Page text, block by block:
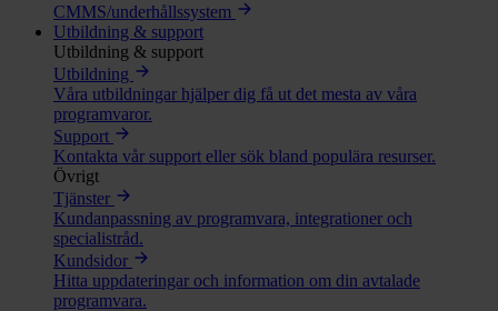
CMMS/underhållssystem
Utbildning & support
Utbildning & support
Utbildning
Våra utbildningar hjälper dig få ut det mesta av våra
programvaror.
Support
Kontakta vår support eller sök bland populära resurser.
Övrigt
Tjänster
Kundanpassning av programvara, integrationer och
specialistråd.
Kundsidor
Hitta uppdateringar och information om din avtalade
programvara.